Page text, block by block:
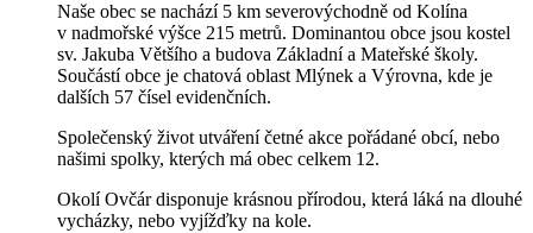
Naše obec se nachází 5 km severovýchodně od Kolína
v nadmořské výšce 215 metrů. Dominantou obce jsou kostel
sv. Jakuba Většího a budova Základní a Mateřské školy.
Součástí obce je chatová oblast Mlýnek a Výrovna, kde je
dalších 57 čísel evidenčních.
Společenský život utváření četné akce pořádané obcí, nebo
našimi spolky, kterých má obec celkem 12.
Okolí Ovčár disponuje krásnou přírodou, která láká na dlouhé
vycházky, nebo vyjížďky na kole.